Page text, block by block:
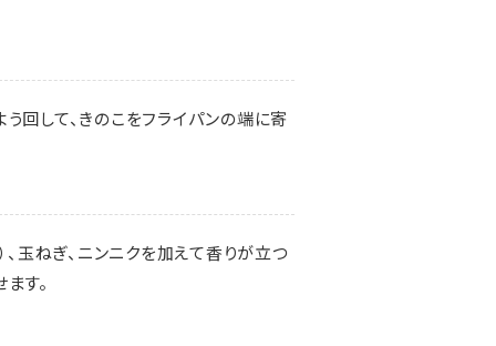
回して、きのこをフライパンの端に寄
、玉ねぎ、ニンニクを加えて香りが立つ
す。